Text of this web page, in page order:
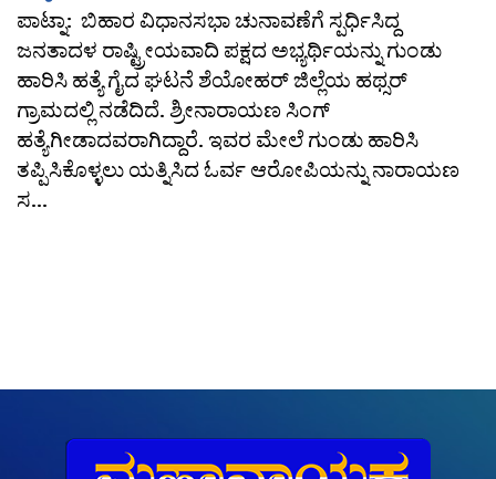
ಪಾಟ್ನಾ: ಬಿಹಾರ ವಿಧಾನಸಭಾ ಚುನಾವಣೆಗೆ ಸ್ಪರ್ಧಿಸಿದ್ದ
ಜನತಾದಳ ರಾಷ್ಟ್ರೀಯವಾದಿ ಪಕ್ಷದ ಅಭ್ಯರ್ಥಿಯನ್ನು ಗುಂಡು
ಹಾರಿಸಿ ಹತ್ಯೆ ಗೈದ ಘಟನೆ ಶೆಯೋಹರ್ ಜಿಲ್ಲೆಯ ಹಥ್ಸರ್
ಗ್ರಾಮದಲ್ಲಿ ನಡೆದಿದೆ. ಶ್ರೀನಾರಾಯಣ ಸಿಂಗ್
ಹತ್ಯೆಗೀಡಾದವರಾಗಿದ್ದಾರೆ. ಇವರ ಮೇಲೆ ಗುಂಡು ಹಾರಿಸಿ
ತಪ್ಪಿಸಿಕೊಳ್ಳಲು ಯತ್ನಿಸಿದ ಓರ್ವ ಆರೋಪಿಯನ್ನು ನಾರಾಯಣ
ಸ...